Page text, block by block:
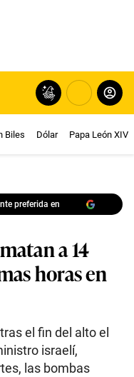
Biles Dólar Papa León XIV
preferida en
a 14
horas en
el fin del alto el
israelí,
las bombas